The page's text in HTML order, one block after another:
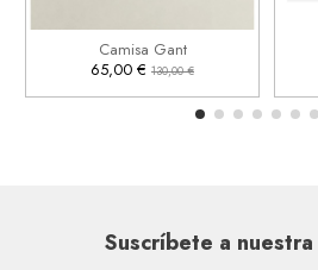
Camisa Gant
65,00 € 130,00 €
Añadir al carrito
Suscríbete a